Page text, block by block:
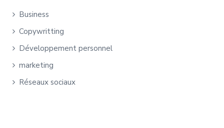
Business
Copywritting
Développement personnel
marketing
Réseaux sociaux